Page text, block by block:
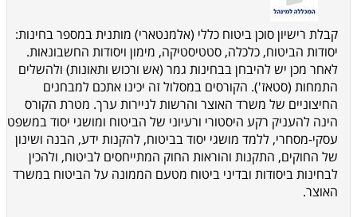
קבלת רישיון סוכן ביטוח כללי (אלמנטארי) מותנית במספר בחינות:
יסודות הביטוח, כלכלה, סטטיסטיקה, מימון ויסודות החשבונאות.
לאחר מכן יש להיבחן בבחינות גמר (אש ורכוש ותאונות) ולהשלים
התמחות (סטאז'). הקורסים במסלול זה יכינו אתכם למבחנים
החיצוניים של משרד האוצר והרשות לניירות ערך. מטרת הקורס
הינה להעניק רקע היסטורי ורעיוני של הביטוח ומושגי יסוד במשפט
עסקי-מסחרי, ללמד מושגי יסוד בביטוח, להקנות ידע, הבנה ושינון
של החוקים, התקנות והוראות החוק המתייחסים לביטוח, ולהכין
לבחינות ביסודות ובדיני ביטוח מטעם הממונה על הביטוח במשרד
האוצר.